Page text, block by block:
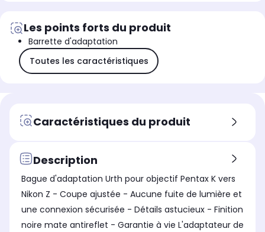
Les points forts du produit
Barrette d'adaptation
Toutes les caractéristiques
Caractéristiques du produit
Description
Bague d'adaptation Urth pour objectif Pentax K vers
Nikon Z - Coupe ajustée - Aucune fuite de lumière et
une connexion sécurisée - Détails astucieux - Finition
noire mate antireflet - Garantie à vie L'adaptateur de